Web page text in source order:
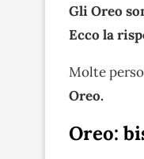
Gli Oreo
Ecco la
Molte
Oreo.
Oreo: